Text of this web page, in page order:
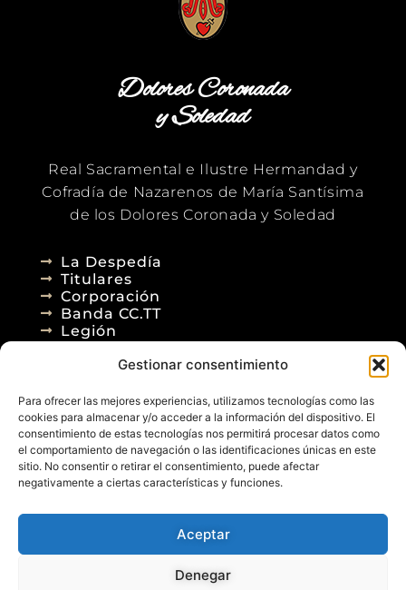
Gestionar consentimiento
Para ofrecer las mejores experiencias, utilizamos tecnologías como las
cookies para almacenar y/o acceder a la información del dispositivo. El
consentimiento de estas tecnologías nos permitirá procesar datos como
el comportamiento de navegación o las identificaciones únicas en este
sitio. No consentir o retirar el consentimiento, puede afectar
negativamente a ciertas características y funciones.
Aceptar
Denegar
Dolores Coronada
y Soledad
Real Sacramental e Ilustre Hermandad y
Cofradía de Nazarenos de María Santísima
de los Dolores Coronada y Soledad
La Despedía
Titulares
Corporación
Banda CC.TT
Legión
Agenda
Blog
Contacto
Política de Privacidad